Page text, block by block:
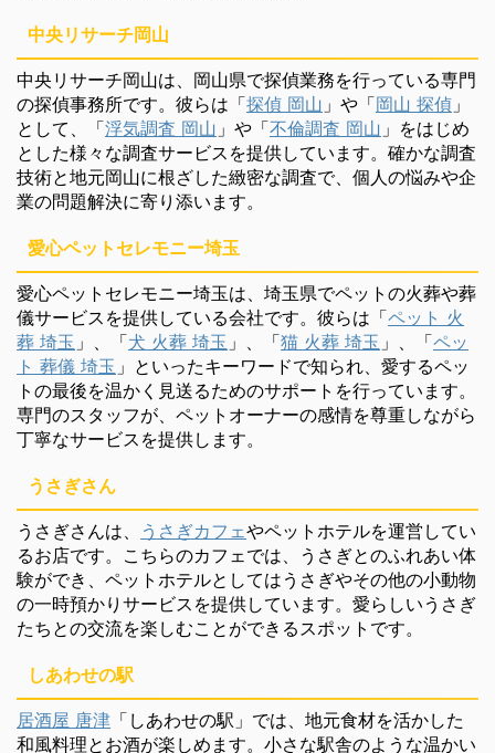
中央リサーチ岡山
中央リサーチ岡山は、岡山県で探偵業務を行っている専門
の探偵事務所です。彼らは「探偵 岡山 」や「岡山 探偵 」
として、「浮気調査 岡山 」や「不倫調査 岡山 」をはじめ
とした様々な調査サービスを提供しています。確かな調査
技術と地元岡山に根ざした緻密な調査で、個人の悩みや企
業の問題解決に寄り添います。
愛心ペットセレモニー埼玉
愛心ペットセレモニー埼玉は、埼玉県でペットの火葬や葬
儀サービスを提供している会社です。彼らは「ペット 火
葬 埼玉 」、「犬 火葬 埼玉 」、「猫 火葬 埼玉 」、「ペッ
ト 葬儀 埼玉 」といったキーワードで知られ、愛するペッ
トの最後を温かく見送るためのサポートを行っています。
専門のスタッフが、ペットオーナーの感情を尊重しながら
丁寧なサービスを提供します。
うさぎさん
うさぎさんは、 うさぎカフェやペットホテルを運営してい
るお店です。こちらのカフェでは、うさぎとのふれあい体
験ができ、ペットホテルとしてはうさぎやその他の小動物
の一時預かりサービスを提供しています。愛らしいうさぎ
たちとの交流を楽しむことができるスポットです。
しあわせの駅
居酒屋 唐津 「しあわせの駅」では、地元食材を活かした
和風料理とお酒が楽しめます。小さな駅舎のような温かい